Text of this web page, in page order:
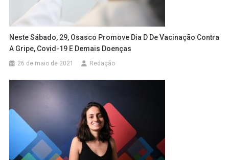
Neste Sábado, 29, Osasco Promove Dia D De Vacinação Contra
A Gripe, Covid-19 E Demais Doenças
26 de maio de 2021 Redação